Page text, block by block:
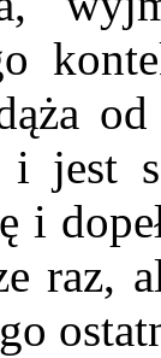
i jest
i
raz,